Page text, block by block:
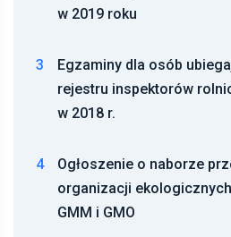
w 2019 roku
3
Egzaminy dla osób
rejestru inspektorów
w 2018 r.
4
Ogłoszenie o naborze
organizacji
GMM i GMO